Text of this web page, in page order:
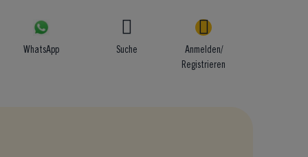
WhatsApp Suche
Anmelden/
Registrieren